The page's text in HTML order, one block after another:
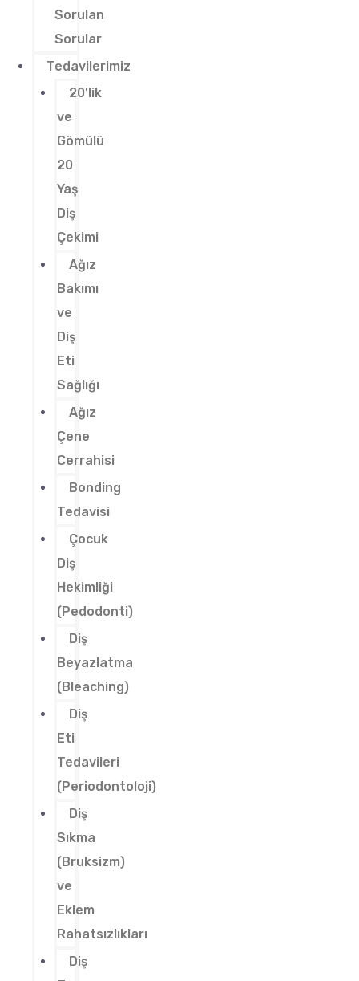
Sorulan
Sorular
Tedavilerimiz
20’lik
ve
Gömülü
20
Yaş
Diş
Çekimi
Ağız
Bakımı
ve
Diş
Eti
Sağlığı
Ağız
Çene
Cerrahisi
Bonding
Tedavisi
Çocuk
Diş
Hekimliği
(Pedodonti)
Diş
Beyazlatma
(Bleaching)
Diş
Eti
Tedavileri
(Periodontoloji)
Diş
Sıkma
(Bruksizm)
ve
Eklem
Rahatsızlıkları
Diş